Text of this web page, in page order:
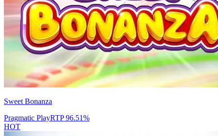
Sweet Bonanza
Pragmatic PlayRTP96.51%
HOT